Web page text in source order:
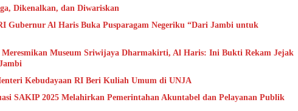
Dikenalkan, dan Diwariskan
Gubernur Al Haris Buka Pusparagam Negeriku “Dari Jambi untuk
Museum Sriwijaya Dharmakirti, Al Haris: Ini Bukti Rekam Jejak
Kebudayaan RI Beri Kuliah Umum di UNJA
SAKIP 2025 Melahirkan Pemerintahan Akuntabel dan Pelayanan Publik